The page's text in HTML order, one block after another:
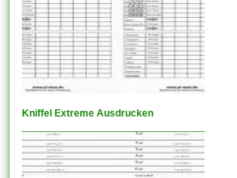
Kniffel Extreme Ausdrucken